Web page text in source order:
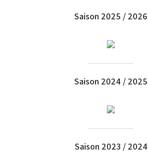
Saison 2025 / 2026
Saison 2024 / 2025
Saison 2023 / 2024